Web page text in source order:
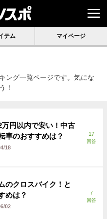
テム マイページ
ング一覧ページです。気にな
！
円以内で安い！中古
車のおすすめは？
18
17
回答
のクロスバイク！と
めは？
02
7
回答